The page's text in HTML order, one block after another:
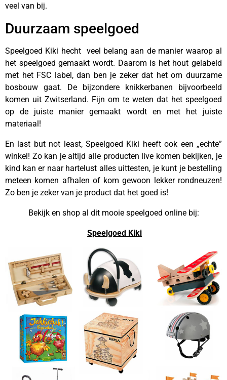
veel van bij.
Duurzaam speelgoed
Speelgoed Kiki hecht veel belang aan de manier waarop al
het speelgoed gemaakt wordt. Daarom is het hout gelabeld
met het FSC label, dan ben je zeker dat het om duurzame
bosbouw gaat. De bijzondere knikkerbanen bijvoorbeeld
komen uit Zwitserland. Fijn om te weten dat het speelgoed
op de juiste manier gemaakt wordt en met het juiste
materiaal!
En last but not least, Speelgoed Kiki heeft ook een „echte”
winkel! Zo kan je altijd alle producten live komen bekijken, je
kind kan er naar hartelust alles uittesten, je kunt je bestelling
meteen komen afhalen of kom gewoon lekker rondneuzen!
Zo ben je zeker van je product dat het goed is!
Bekijk en shop al dit mooie speelgoed online bij:
Speelgoed Kiki